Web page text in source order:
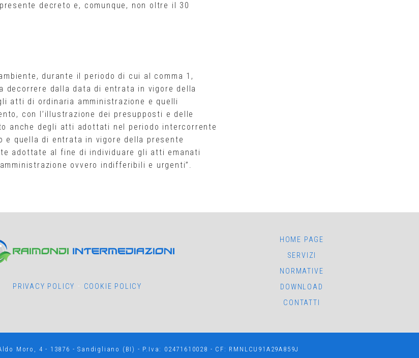
decreto e, comunque, non oltre il 30
durante il periodo di cui al comma 1,
decorrere dalla data di entrata in vigore della
atti di ordinaria amministrazione e quelli
con l’illustrazione dei presupposti e delle
anche degli atti adottati nel periodo intercorrente
quella di entrata in vigore della presente
adottate al fine di individuare gli atti emanati
ovvero indifferibili e urgenti”.
PRIVACY POLICY - COOKIE POLICY
HOME PAGE
SERVIZI
NORMATIVE
DOWNLOAD
CONTATTI
Moro, 4 - 13876 - Sandigliano (BI) - P.Iva: 02471610028 - CF: RMNLCU91A29A859J